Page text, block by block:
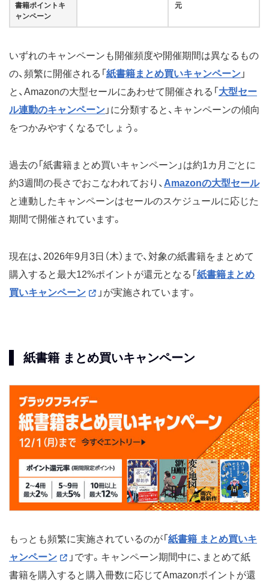
書籍ポイントキ
ャンペーン
元
いずれのキャンペーンも開催頻度や開催期間は異なるもの
の、頻繁に開催される「 紙書籍まとめ買いキャンペーン 」
と、Amazonの大型セールにあわせて開催される「 大型セー
ル連動のキャンペーン 」に分類すると、キャンペーンの傾向
をつかみやすくなるでしょう。
過去の「紙書籍まとめ買いキャンペーン」は約1カ月ごとに
約3週間の長さでおこなわれており、 Amazonの大型セール
と連動したキャンペーンはセールのスケジュールに応じた
期間で開催されています。
現在は、2026年9月3日（木）まで、対象の紙書籍をまとめて
購入すると最大12%ポイントが還元となる「 紙書籍まとめ
買いキャンペーン
」が実施されています。
紙書籍 まとめ買いキャンペーン
もっとも頻繁に実施されているのが「 紙書籍 まとめ買いキ
ャンペーン
」です。キャンペーン期間中に、まとめて紙
書籍を購入すると購入冊数に応じてAmazonポイントが還